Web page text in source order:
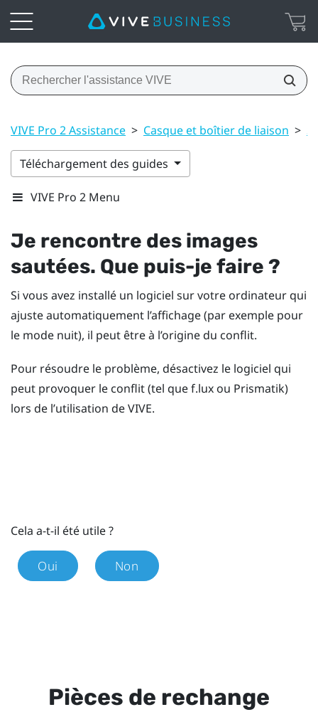
VIVE Pro 2 Assistance > Casque et boîtier de liaison >
Téléchargement des guides
VIVE Pro 2 Menu
Je rencontre des images
sautées. Que puis-je faire ?
Si vous avez installé un logiciel sur votre ordinateur qui
ajuste automatiquement l’affichage (par exemple pour
le mode nuit), il peut être à l’origine du conflit.
Pour résoudre le problème, désactivez le logiciel qui
peut provoquer le conflit (tel quef.lux ou Prismatik)
lors de l’utilisation deVIVE.
Cela a-t-il été utile ?
Oui Non
Pièces de rechange